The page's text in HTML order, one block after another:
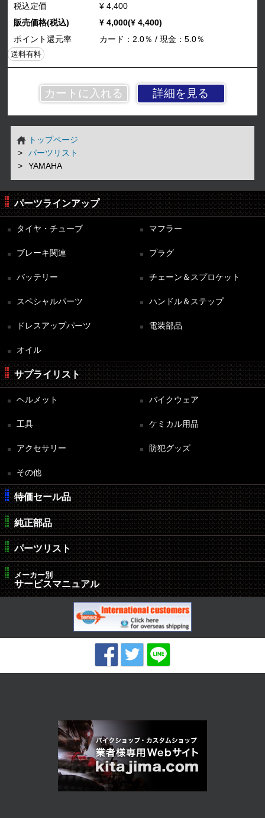
詳細を見る
税込定価
¥ 4,400
販売価格(税込)
¥ 4,000(¥ 4,400)
ポイント還元率
カード：2.0％ / 現金：5.0％
送料有料
トップページ
パーツリスト
YAMAHA
パーツラインアップ
タイヤ・チューブ マフラー
ブレーキ関連 プラグ
バッテリー チェーン＆スプロケット
スペシャルパーツ ハンドル＆ステップ
ドレスアップパーツ 電装部品
オイル
サプライリスト
ヘルメット バイクウェア
工具 ケミカル用品
アクセサリー 防犯グッズ
その他
特価セール品
純正部品
パーツリスト
メーカー別
サービスマニュアル